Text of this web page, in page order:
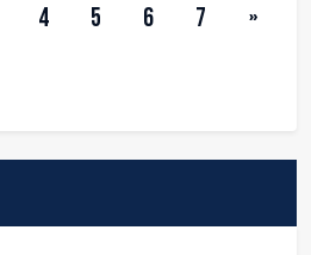
4 5 6 7 »